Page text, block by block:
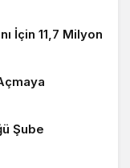
İçin 11,7 Milyon
Şube